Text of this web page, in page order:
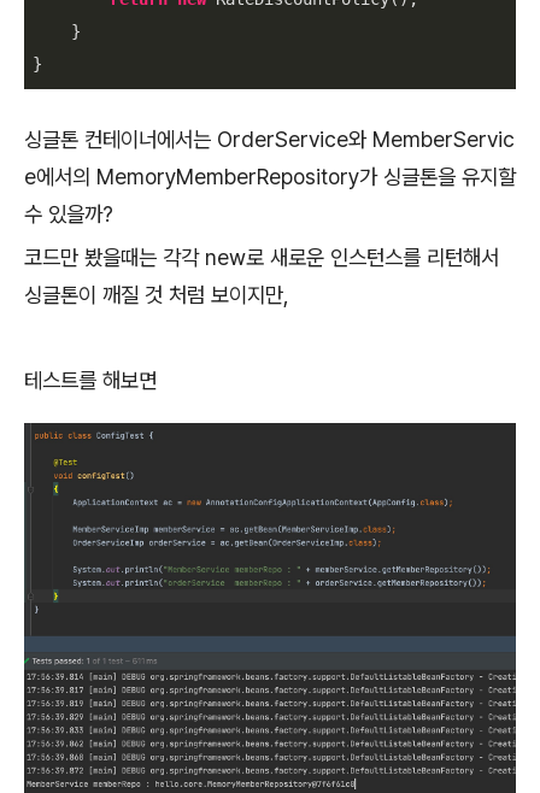
    }
}
싱글톤 컨테이너에서는 OrderService와 MemberServic
e에서의 MemoryMemberRepository가 싱글톤을 유지할
수 있을까?
코드만 봤을때는 각각 new로 새로운 인스턴스를 리턴해서
싱글톤이 깨질 것 처럼 보이지만,
테스트를 해보면